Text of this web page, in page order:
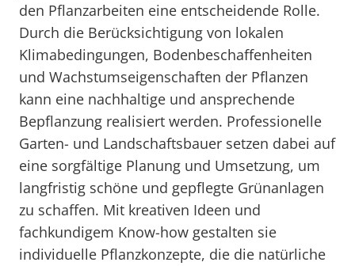
den Pflanzarbeiten eine entscheidende Rolle.
Durch die Berücksichtigung von lokalen
Klimabedingungen, Bodenbeschaffenheiten
und Wachstumseigenschaften der Pflanzen
kann eine nachhaltige und ansprechende
Bepflanzung realisiert werden. Professionelle
Garten- und Landschaftsbauer setzen dabei auf
eine sorgfältige Planung und Umsetzung, um
langfristig schöne und gepflegte Grünanlagen
zu schaffen. Mit kreativen Ideen und
fachkundigem Know-how gestalten sie
individuelle Pflanzkonzepte, die die natürliche